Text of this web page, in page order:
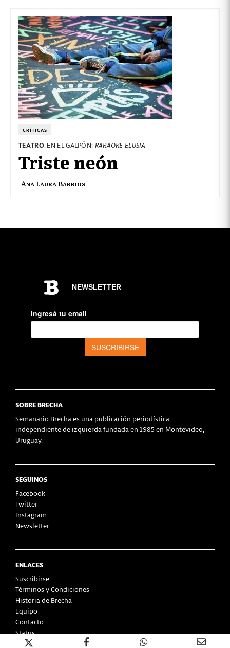
CRÍTICAS
TEATRO. EN EL GALPÓN: KARAOKE ELUSIA
Triste neón
Ana Laura Barrios
SOBRE BRECHA
Semanario Brecha es una publicación periodística
independiente de izquierda fundada en 1985 en Montevideo,
Uruguay.
SEGUINOS
Facebook
Twitter
Instagram
Newsletter
ENLACES
Suscribirse
Términos y Condiciones
Historia de Brecha
Equipo
Contacto
Status